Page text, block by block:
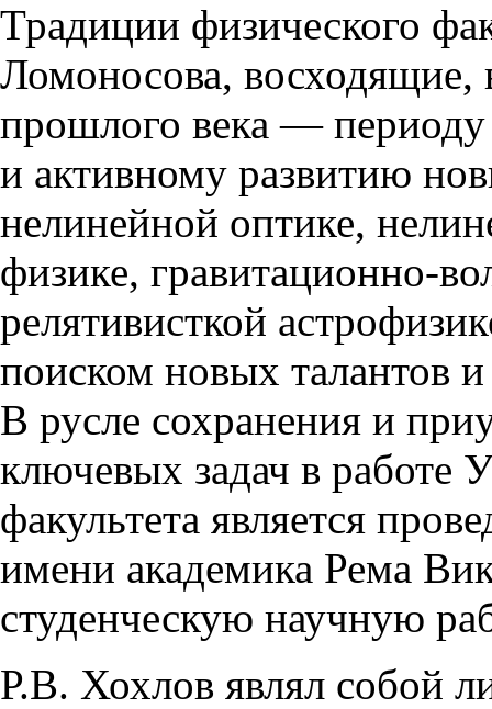
Традиции физического
Ломоносова, восходящие,
прошлого века — периоду
и активному развитию
нелинейной оптике,
физике, гравитационно-
релятивисткой
поиском новых талантов
В русле сохранения и
ключевых задач в работе
факультета является
имени академика Рема
студенческую научную
Р.В. Хохлов являл собой